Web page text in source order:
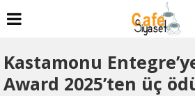
Kastamonu
Award 2025’ten üç